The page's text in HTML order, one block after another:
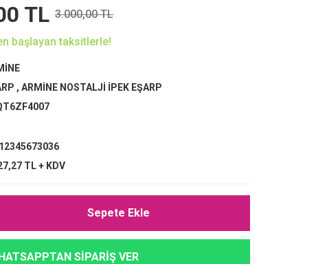
TL 3.000,00 TL
başlayan taksitlerle!
, ARMİNE NOSTALJİ İPEK EŞARP
TL + KDV
Sepete Ekle
SİPARİŞ VER